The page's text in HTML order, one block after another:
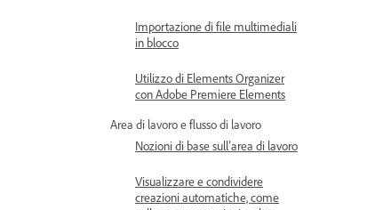
Importazione di file multimediali
in blocco
Utilizzo di Elements Organizer
con Adobe Premiere Elements
Area di lavoro e flusso di lavoro
Nozioni di base sull’area di lavoro
Visualizzare e condividere
creazioni automatiche, come